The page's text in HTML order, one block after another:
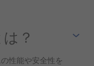
？
性能や安全性を